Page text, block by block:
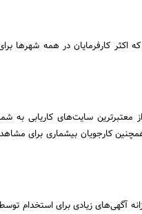
کارفرمایان در همه شهرها
معتبرترین سایت‌های کاریابی به
کارجویان بیشماری برای
آگهی‌های زیادی برای استخدام توسط